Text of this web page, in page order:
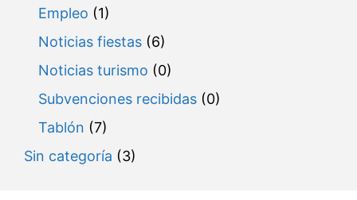
Empleo (1)
Noticias fiestas (6)
Noticias turismo (0)
Subvenciones recibidas (0)
Tablón (7)
Sin categoría (3)